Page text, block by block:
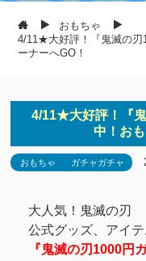
おもちゃ
4/11★大好評！『鬼滅の刃
ーナーへGO！
4/11★大好評！『
中！お
おもちゃ ガチャガチャ
大人気！鬼滅の刃
公式グッズ、アイ
『鬼滅の刃1000円